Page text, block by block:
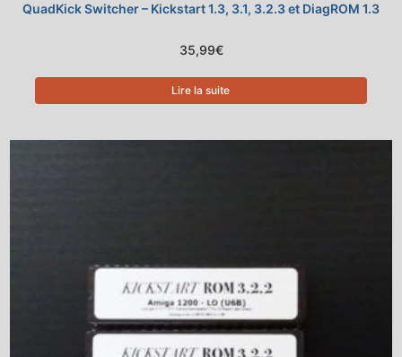
QuadKick Switcher – Kickstart 1.3, 3.1, 3.2.3 et DiagROM 1.3
35,99€
Lire la suite